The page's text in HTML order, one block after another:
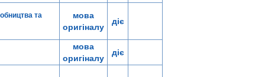
та
мова
оригіналу
діє
мова
оригіналу
діє